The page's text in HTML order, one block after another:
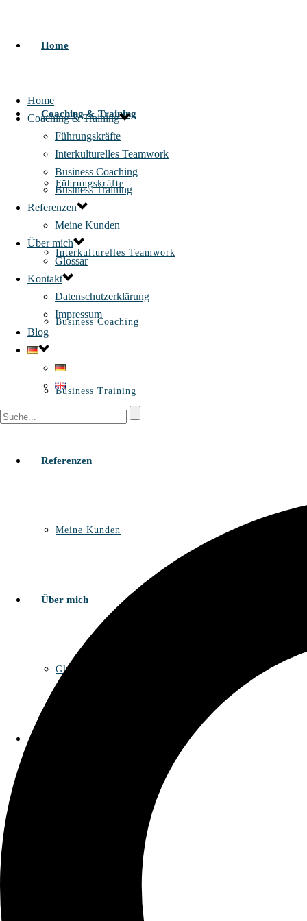
Home
Coaching & Training
Führungskräfte
Interkulturelles Teamwork
Business Coaching
Business Training
Referenzen
Meine Kunden
Über mich
Glossar
Datenschutzerklärung
Home
Coaching & Training
Führungskräfte
Interkulturelles Teamwork
Business Coaching
Business Training
Referenzen
Meine Kunden
Über mich
Glossar
Kontakt
Datenschutzerklärung
Impressum
Blog